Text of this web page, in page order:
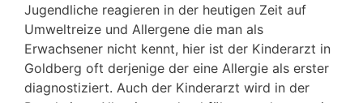
Jugendliche reagieren in der heutigen Zeit auf
Umweltreize und Allergene die man als
Erwachsener nicht kennt, hier ist der Kinderarzt in
Goldberg oft derjenige der eine Allergie als erster
diagnostiziert. Auch der Kinderarzt wird in der